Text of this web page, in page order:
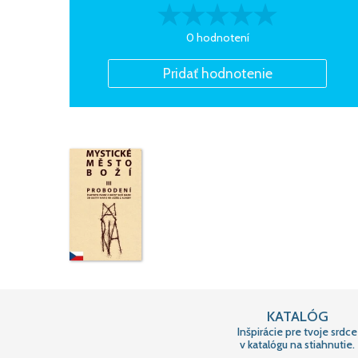
0 hodnotení
KATALÓG
Inšpirácie pre tvoje srdce
v katalógu na stiahnutie.